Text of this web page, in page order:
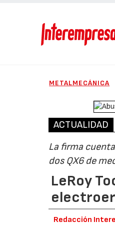
METALMECÁNICA
ACTUALIDAD
La firma
dos QX6 de
LeRoy
Redacción